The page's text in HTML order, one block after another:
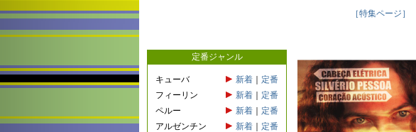
［特集ページ］
定番ジャンル
キューバ 新着
定番
フィーリン
新着
定番
ペルー
新着
定番
アルゼンチン
新着
定番